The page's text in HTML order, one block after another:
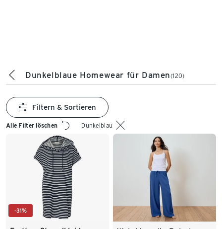
Dunkelblaue Homewear für Damen(120)
Alle Filter löschen Dunkelblau
Filtern & Sortieren
-31%